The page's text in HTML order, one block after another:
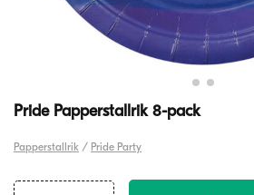
Pride Papperstallrik 8-pack
Papperstallrik / Pride Party